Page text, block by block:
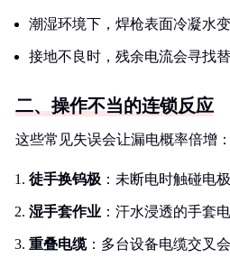
潮湿环境下，焊枪表面冷凝水
接地不良时，残余电流会寻找
二、操作不当的连锁反应
这些常见失误会让漏电概率倍增：
徒手换钨极 ：未断电时触碰电
湿手套作业 ：汗水浸透的手套
重叠电缆：多台设备电缆交叉